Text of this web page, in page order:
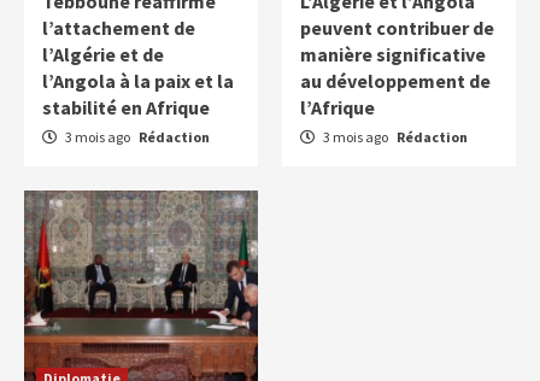
l’attachement de
l’Algérie et de
l’Angola à la paix et la
stabilité en Afrique
3 mois ago Rédaction
peuvent contribuer de
manière significative
au développement de
l’Afrique
3 mois ago Rédaction